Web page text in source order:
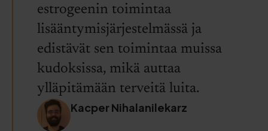
estrogeenin toimintaa
lisääntymisjärjestelmässä ja
edistävät sen toimintaa muissa
kudoksissa, mikä auttaa
ylläpitämään terveitä luita.
Kacper Nihalanilekarz